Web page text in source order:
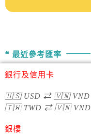
最近參考匯率
銀行及信用卡
🇺🇸USD ⇄ 🇻🇳VND
🇹🇼TWD ⇄ 🇻🇳VND
銀樓